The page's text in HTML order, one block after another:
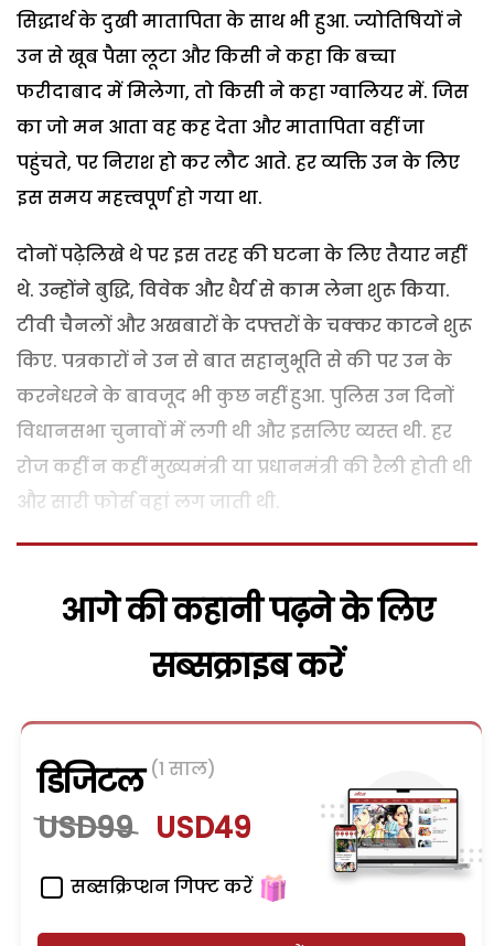
सिद्धार्थ के दुखी मातापिता के साथ भी हुआ. ज्योतिषियों ने
उन से खूब पैसा लूटा और किसी ने कहा कि बच्चा
फरीदाबाद में मिलेगा, तो किसी ने कहा ग्वालियर में. जिस
का जो मन आता वह कह देता और मातापिता वहीं जा
पहुंचते, पर निराश हो कर लौट आते. हर व्यक्ति उन के लिए
इस समय महत्त्वपूर्ण हो गया था.
दोनों पढ़ेलिखे थे पर इस तरह की घटना के लिए तैयार नहीं
थे. उन्होंने बुद्धि, विवेक और धैर्य से काम लेना शुरू किया.
टीवी चैनलों और अखबारों के दफ्तरों के चक्कर काटने शुरू
किए. पत्रकारों ने उन से बात सहानुभूति से की पर उन के
करनेधरने के बावजूद भी कुछ नहीं हुआ. पुलिस उन दिनों
विधानसभा चुनावों में लगी थी और इसलिए व्यस्त थी. हर
रोज कहीं न कहीं मुख्यमंत्री या प्रधानमंत्री की रैली होती थी
और सारी फोर्स वहां लग जाती थी.
आगे की कहानी पढ़ने के लिए
सब्सक्राइब करें
डिजिटल (1 साल)
USD99 USD49
सब्सक्रिप्शन गिफ्ट करें